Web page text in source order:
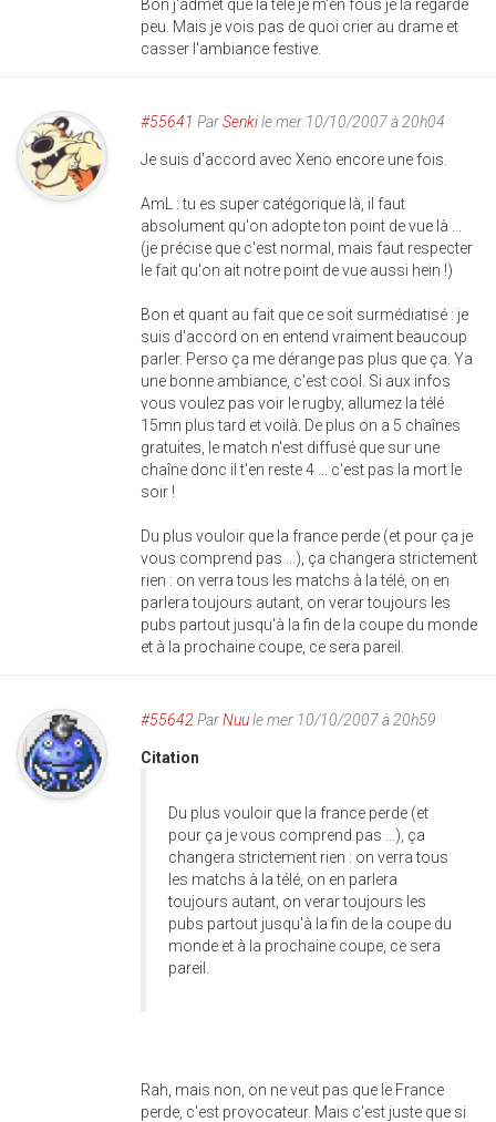
Bon j'admet que la télé je m'en fous je la regarde
peu. Mais je vois pas de quoi crier au drame et
casser l'ambiance festive.
#55641 ParSenkile mer 10/10/2007 à 20h04
Je suis d'accord avec Xeno encore une fois.
AmL : tu es super catégorique là, il faut
absolument qu'on adopte ton point de vue là ...
(je précise que c'est normal, mais faut respecter
le fait qu'on ait notre point de vue aussi hein !)
Bon et quant au fait que ce soit surmédiatisé : je
suis d'accord on en entend vraiment beaucoup
parler. Perso ça me dérange pas plus que ça. Ya
une bonne ambiance, c'est cool. Si aux infos
vous voulez pas voir le rugby, allumez la télé
15mn plus tard et voilà. De plus on a 5 chaînes
gratuites, le match n'est diffusé que sur une
chaîne donc il t'en reste 4 ... c'est pas la mort le
soir !
Du plus vouloir que la france perde (et pour ça je
vous comprend pas ...), ça changera strictement
rien : on verra tous les matchs à la télé, on en
parlera toujours autant, on verar toujours les
pubs partout jusqu'à la fin de la coupe du monde
et à la prochaine coupe, ce sera pareil.
#55642 ParNuule mer 10/10/2007 à 20h59
Citation
Du plus vouloir que la france perde (et
pour ça je vous comprend pas ...), ça
changera strictement rien : on verra tous
les matchs à la télé, on en parlera
toujours autant, on verar toujours les
pubs partout jusqu'à la fin de la coupe du
monde et à la prochaine coupe, ce sera
pareil.
Rah, mais non, on ne veut pas que le France
perde, c'est provocateur. Mais c'est juste que si